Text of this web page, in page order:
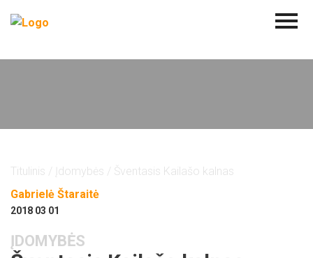
Titulinis / Įdomybės / Šventasis Kailašo kalnas
Gabrielė Štaraitė
2018 03 01
ĮDOMYBĖS